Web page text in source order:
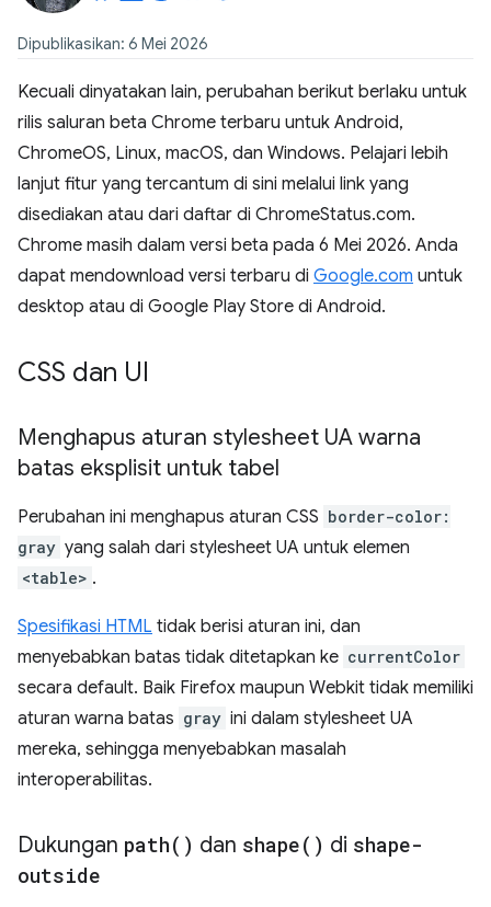
Dipublikasikan: 6 Mei 2026
Kecuali dinyatakan lain, perubahan berikut berlaku untuk
rilis saluran beta Chrome terbaru untuk Android,
ChromeOS, Linux, macOS, dan Windows. Pelajari lebih
lanjut fitur yang tercantum di sini melalui link yang
disediakan atau dari daftar di ChromeStatus.com.
Chrome masih dalam versi beta pada 6 Mei 2026. Anda
dapat mendownload versi terbaru di Google.com untuk
desktop atau di Google Play Store di Android.
CSS dan UI
Menghapus aturan stylesheet UA warna
batas eksplisit untuk tabel
Perubahan ini menghapus aturan CSS border-color:
gray yang salah dari stylesheet UA untuk elemen
<table> .
Spesifikasi HTML tidak berisi aturan ini, dan
menyebabkan batas tidak ditetapkan ke currentColor
secara default. Baik Firefox maupun Webkit tidak memiliki
aturan warna batas gray ini dalam stylesheet UA
mereka, sehingga menyebabkan masalah
interoperabilitas.
Dukungan path( ) dan shape( ) di shape-
outside